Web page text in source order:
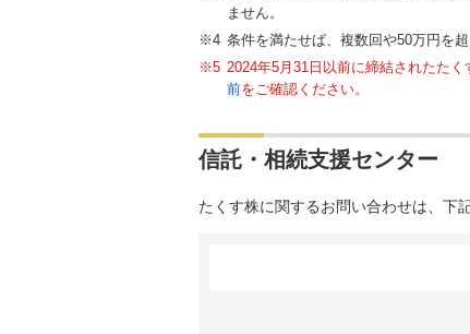
ません。
条件を満たせば、複数回や50万円を超
2024年5月31日以前に締結されたた
前をご確認ください。
信託・相続支援センター
たくす株に関するお問い合わせは、下